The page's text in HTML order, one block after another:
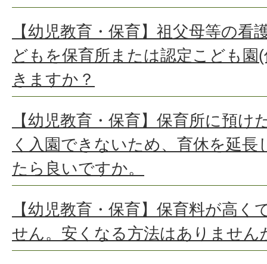
【幼児教育・保育】祖父母等の
どもを保育所または認定こども
きますか？
【幼児教育・保育】保育所に預
く入園できないため、育休を延
たら良いですか。
【幼児教育・保育】保育料が高
せん。安くなる方法はありません